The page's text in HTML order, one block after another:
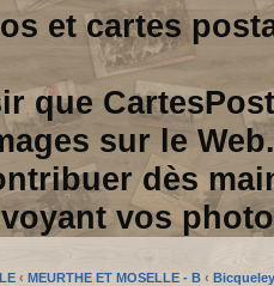
et cartes
que
sur le Web.
dès
vos
‹ MEURTHE ET MOSELLE - B ‹